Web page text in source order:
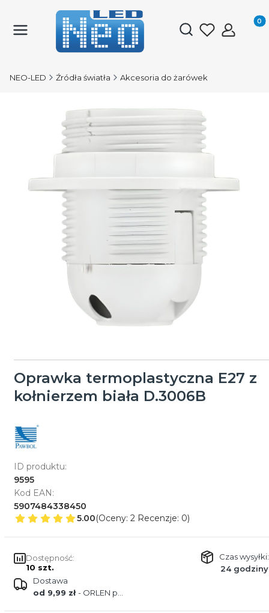
Otwórz
NEO-LED Źródła światła Akcesoria do żarówek
Oprawka termoplastyczna E27 z
kołnierzem biała D.3006B
ID produktu:
9595
Kod EAN:
5907484338450
5.00(Oceny: 2 Recenzje: 0)
Dostępność:
10 szt.
Czas wysyłki:
24 godziny
Dostawa
od 9,99 zł- ORLEN paczka